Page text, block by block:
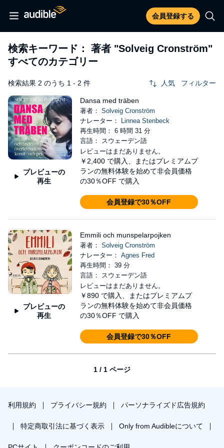
会員登録する
検索キーワード： 著者 "Solveig Cronström"
すべてのカテゴリー
検索結果 2 のうち 1 - 2 件 人気 フィルター
プレビューの
再生
Dansa med träben
著者： Solveig Cronström
ナレーター：
Linnea Stenbeck
再生時間： 6 時間 31 分
言語： スウェーデン語
レビューはまだありません。
￥2,400 で購入、またはプレミアムプ
ランの無料体験を始めて非会員価格
の30％OFF で購入
会員登録で30％OFF
プレビューの
再生
Emmili och munspelarpojken
著者： Solveig Cronström
ナレーター： Agnes Fred
再生時間： 39 分
言語： スウェーデン語
レビューはまだありません。
￥890 で購入、またはプレミアムプ
ランの無料体験を始めて非会員価格
の30％OFF で購入
会員登録で30％OFF
1 / 1 ページ
利用規約 プライバシー規約 パーソナライズド広告規約
特定商取引法に基づく表示 Only from Audibleについて